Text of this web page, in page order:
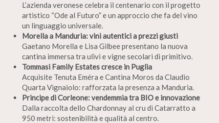
L’azienda veronese celebra il centenario con il progetto
artistico “Ode al Futuro” e un approccio che fa del vino
un linguaggio universale.
Morella a Manduria: vini autentici a prezzi giusti
Gaetano Morella e Lisa Gilbee presentano la nuova
cantina immersa tra ulivi e vigne secolari di primitivo.
Tommasi Family Estates cresce in Puglia
Acquisite Tenuta Eméra e Cantina Moros da Claudio
Quarta Vignaiolo: rafforzata la presenza a Manduria.
Principe di Corleone: vendemmia tra BIO e innovazione
Dalla raccolta dello Chardonnay al cru di Catarratto a
950 metri: sostenibilità e qualità al centro.